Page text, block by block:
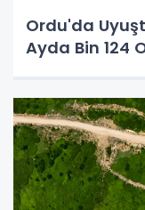
Ordu'da
Ayda Bin 124